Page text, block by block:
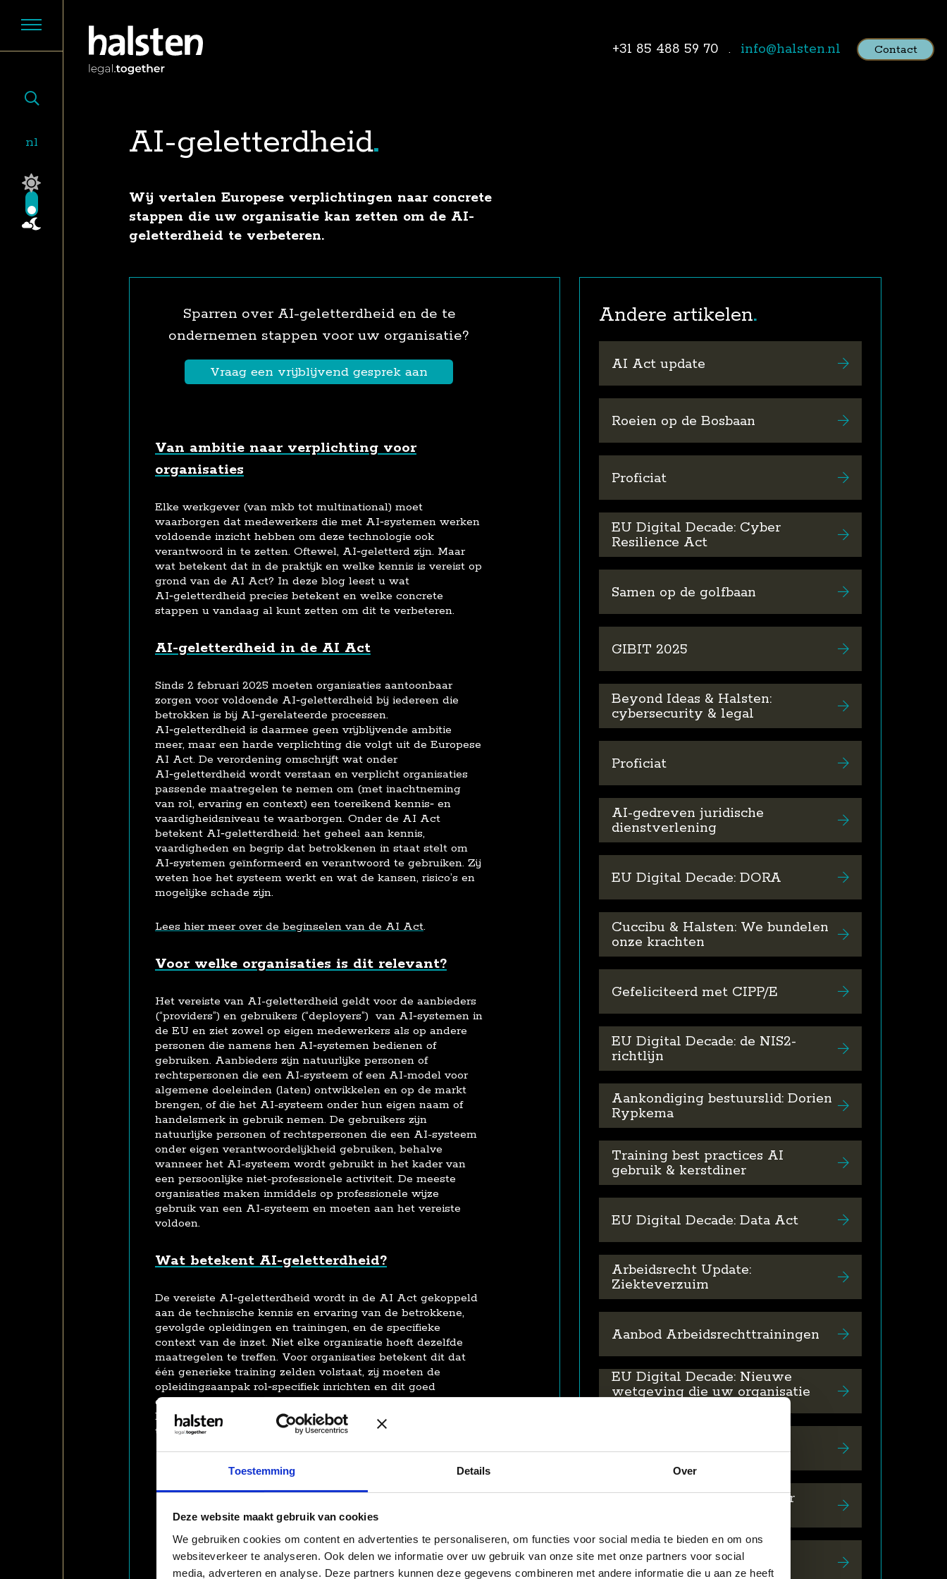
Toestemming Details Over
Deze website maakt gebruik van cookies
We gebruiken cookies om content en advertenties te personaliseren, om functies voor social media te bieden en om ons
websiteverkeer te analyseren. Ook delen we informatie over uw gebruik van onze site met onze partners voor social
media, adverteren en analyse. Deze partners kunnen deze gegevens combineren met andere informatie die u aan ze heeft
nl
+31 85 488 59 70 info@halsten.nl Contact
AI-geletterdheid
Wij vertalen Europese verplichtingen naar concrete
stappen die uw organisatie kan zetten om de AI-
geletterdheid te verbeteren.
Sparren over AI-geletterdheid en de te
ondernemen stappen voor uw organisatie?
Vraag een vrijblijvend gesprek aan
Van ambitie naar verplichting voor
organisaties
Elke werkgever (van mkb tot multinational) moet
waarborgen dat medewerkers die met AI‑systemen werken
voldoende inzicht hebben om deze technologie ook
verantwoord in te zetten. Oftewel, AI‑geletterd zijn. Maar
wat betekent dat in de praktijk en welke kennis is vereist op
grond van de AI Act? In deze blog leest u wat
AI‑geletterdheid precies betekent en welke concrete
stappen u vandaag al kunt zetten om dit te verbeteren.
AI-geletterdheid in de AI Act
Sinds 2 februari 2025 moeten organisaties aantoonbaar
zorgen voor voldoende AI‑geletterdheid bij iedereen die
betrokken is bij AI‑gerelateerde processen.
AI‑geletterdheid is daarmee geen vrijblijvende ambitie
meer, maar een harde verplichting die volgt uit de Europese
AI Act. De verordening omschrijft wat onder
AI‑geletterdheid wordt verstaan en verplicht organisaties
passende maatregelen te nemen om (met inachtneming
van rol, ervaring en context) een toereikend kennis‑ en
vaardigheidsniveau te waarborgen. Onder de AI Act
betekent AI‑geletterdheid: het geheel aan kennis,
vaardigheden en begrip dat betrokkenen in staat stelt om
AI‑systemen geïnformeerd en verantwoord te gebruiken. Zij
weten hoe het systeem werkt en wat de kansen, risico’s en
mogelijke schade zijn.
Lees hier meer over de beginselen van de AI Act.
Voor welke organisaties is dit relevant?
Het vereiste van AI-geletterdheid geldt voor de aanbieders
(“providers”) en gebruikers (“deployers”) van AI‑systemen in
de EU en ziet zowel op eigen medewerkers als op andere
personen die namens hen AI‑systemen bedienen of
gebruiken. Aanbieders zijn natuurlijke personen of
rechtspersonen die een AI-systeem of een AI-model voor
algemene doeleinden (laten) ontwikkelen en op de markt
brengen, of die het AI-systeem onder hun eigen naam of
handelsmerk in gebruik nemen. De gebruikers zijn
natuurlijke personen of rechtspersonen die een AI-systeem
onder eigen verantwoordelijkheid gebruiken, behalve
wanneer het AI-systeem wordt gebruikt in het kader van
een persoonlijke niet-professionele activiteit. De meeste
organisaties maken inmiddels op professionele wijze
gebruik van een AI-systeem en moeten aan het vereiste
voldoen.
Wat betekent AI-geletterdheid?
De vereiste AI‑geletterdheid wordt in de AI Act gekoppeld
aan de technische kennis en ervaring van de betrokkene,
gevolgde opleidingen en trainingen, en de specifieke
context van de inzet. Niet elke organisatie hoeft dezelfde
maatregelen te treffen. Voor organisaties betekent dit dat
één generieke training zelden volstaat, zij moeten de
opleidingsaanpak rol‑specifiek inrichten en dit goed
documenteren. Het doel is dat alle relevante personen
binnen de organisatie geïnformeerde keuzes met betrekking
tot AI-systemen kunnen maken. Denk daarbij aan:
Heldere rolafbakening
De organisatie weet of zij optreedt als aanbieder
(ontwikkelt of laat ontwikkelen) of als gebruiker (inzet
van andermans systemen) en welke verplichtingen
daarbij horen.
Basiskennis over AI
Medewerkers begrijpen in hoofdlijnen wat AI is, hoe
systemen werken, waar en waarom ze worden ingezet,
Andere artikelen
AI Act update
Roeien op de Bosbaan
Proficiat
EU Digital Decade: Cyber
Resilience Act
Samen op de golfbaan
GIBIT 2025
Beyond Ideas & Halsten:
cybersecurity & legal
Proficiat
AI-gedreven juridische
dienstverlening
EU Digital Decade: DORA
Cuccibu & Halsten: We bundelen
onze krachten
Gefeliciteerd met CIPP/E
EU Digital Decade: de NIS2-
richtlijn
Aankondiging bestuurslid: Dorien
Rypkema
Training best practices AI
gebruik & kerstdiner
EU Digital Decade: Data Act
Arbeidsrecht Update:
Ziekteverzuim
Aanbod Arbeidsrechttrainingen
EU Digital Decade: Nieuwe
wetgeving die uw organisatie
AI Contract Review
Vernieuwde SBI-codes voor
Geslaagd Seminar & Jonge
Juristen Borrel